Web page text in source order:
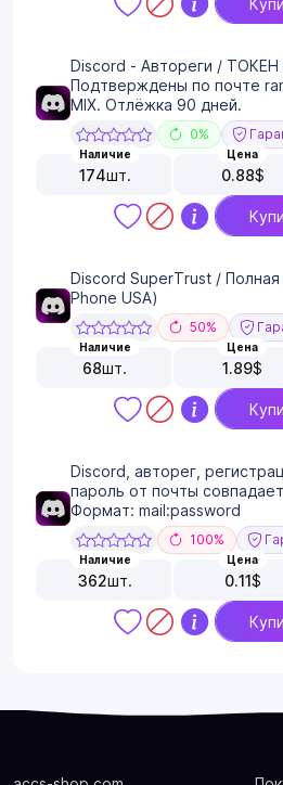
Discord - Автореги /
Подтверждены по почте
MIX. Отлёжка 90 дней.
0%
Наличие
174шт.
Цена
0.88$
Discord SuperTrust / Полная
Phone USA)
50%
Наличие
68шт.
Цена
1.89$
Discord, авторег,
пароль от почты
Формат: mail:password
100%
Наличие
362шт.
Цена
0.11$